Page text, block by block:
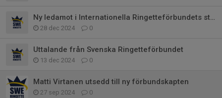
Ny ledamot i Internationella Ringetteförbundets styrelse
28 dec 2024 0
Uttalande från Svenska Ringetteförbundet
13 dec 2024 0
Matti Virtanen utsedd till ny förbundskapten
27 sep 2024 0